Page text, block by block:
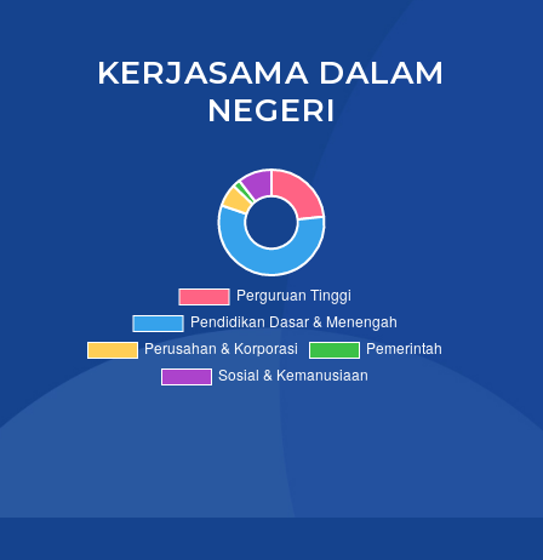
KERJASAMA DALAM
NEGERI